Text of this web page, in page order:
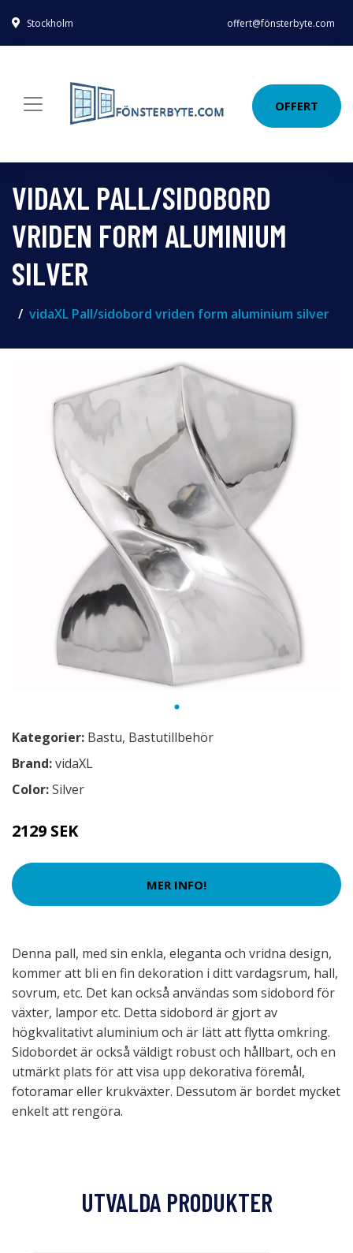
Stockholm offert@fönsterbyte.com
OFFERT
VIDAXL PALL/SIDOBORD
VRIDEN FORM ALUMINIUM
SILVER
vidaXL Pall/sidobord vriden form aluminium silver
Kategorier: Bastu, Bastutillbehör
Brand:vidaXL
Color:Silver
2129 SEK
MER INFO!
Denna pall, med sin enkla, eleganta och vridna design,
kommer att bli en fin dekoration i ditt vardagsrum, hall,
sovrum, etc. Det kan också användas som sidobord för
växter, lampor etc. Detta sidobord är gjort av
högkvalitativt aluminium och är lätt att flytta omkring.
Sidobordet är också väldigt robust och hållbart, och en
utmärkt plats för att visa upp dekorativa föremål,
fotoramar eller krukväxter. Dessutom är bordet mycket
enkelt att rengöra.
UTVALDA PRODUKTER